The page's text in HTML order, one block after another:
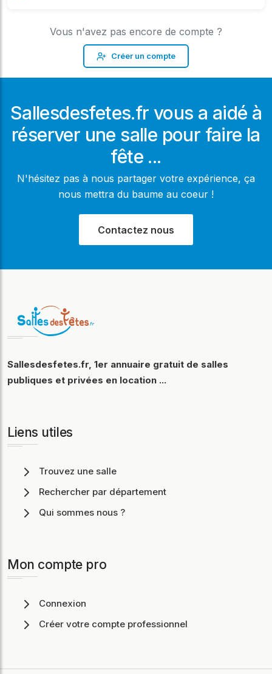
Vous n'avez pas encore de compte ?
Créer un compte
Sallesdesfetes.fr vous a aidé à
réserver une salle pour faire la
fête ...
N'hésitez pas à nous partager votre expérience, ça
nous mettra du baume au coeur !
Contactez nous
Sallesdesfetes.fr, 1er annuaire gratuit de salles
publiques et privées en location ...
Liens utiles
Trouvez une salle
Rechercher par département
Qui sommes nous ?
Mon compte pro
Connexion
Créer votre compte professionnel